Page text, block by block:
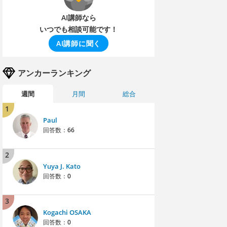
AI講師なら
いつでも相談可能です！
AI講師に聞く
アンカーランキング
週間 月間 総合
1
Paul
回答数： 66
2
Yuya J. Kato
回答数： 0
3
Kogachi OSAKA
回答数： 0